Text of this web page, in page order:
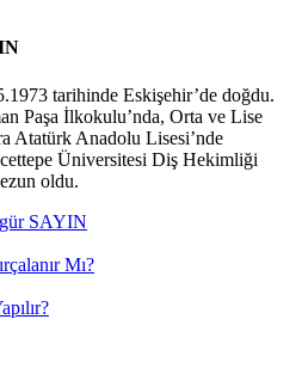
tarihinde Eskişehir’de doğdu.
Paşa İlkokulu’nda, Orta ve Lise
Atatürk Anadolu Lisesi’nde
Üniversitesi Diş Hekimliği
oldu.
SAYIN
Mı?